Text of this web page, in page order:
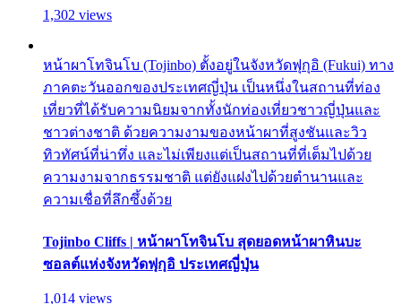
1,302 views
หน้าผาโทจินโบ (Tojinbo) ตั้งอยู่ในจังหวัดฟุกุอิ (Fukui) ทาง
ภาคตะวันออกของประเทศญี่ปุ่น เป็นหนึ่งในสถานที่ท่อง
เที่ยวที่ได้รับความนิยมจากทั้งนักท่องเที่ยวชาวญี่ปุ่นและ
ชาวต่างชาติ ด้วยความงามของหน้าผาที่สูงชันและวิว
ทิวทัศน์ที่น่าทึ่ง และไม่เพียงแต่เป็นสถานที่ที่เต็มไปด้วย
ความงามจากธรรมชาติ แต่ยังแฝงไปด้วยตำนานและ
ความเชื่อที่ลึกซึ้งด้วย
Tojinbo Cliffs | หน้าผาโทจินโบ สุดยอดหน้าผาหินบะ
ซอลต์แห่งจังหวัดฟุกุอิ ประเทศญี่ปุ่น
1,014 views